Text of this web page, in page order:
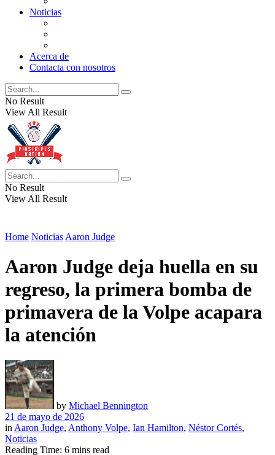
Noticias
Acerca de
Contacta con nosotros
No Result
View All Result
No Result
View All Result
Home Noticias Aaron Judge
Aaron Judge deja huella en su
regreso, la primera bomba de
primavera de la Volpe acapara
la atención
by Michael Bennington
21 de mayo de 2026
in Aaron Judge, Anthony Volpe, Ian Hamilton, Néstor Cortés,
Noticias
Reading Time: 6 mins read